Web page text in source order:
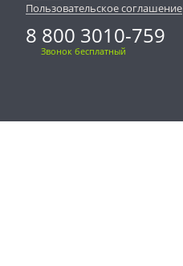
Пользовательское соглашение
8 800 3010-759
Звонок бесплатный